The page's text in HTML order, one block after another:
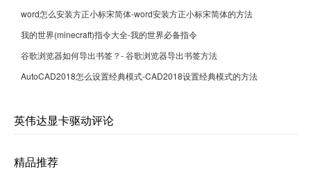
word怎么安装方正小标宋简体-word安装方正小标宋简体的方法
我的世界(minecraft)指令大全-我的世界必备指令
谷歌浏览器如何导出书签？- 谷歌浏览器导出书签方法
AutoCAD2018怎么设置经典模式-CAD2018设置经典模式的方法
英伟达显卡驱动评论
精品推荐